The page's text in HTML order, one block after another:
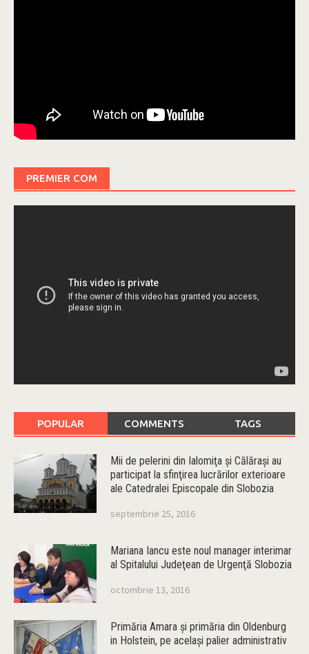
PREMIER COM
POPULAR COMMENTS TAGS
Mii de pelerini din Ialomiţa şi Călăraşi au
participat la sfinţirea lucrărilor exterioare
ale Catedralei Episcopale din Slobozia
septembrie 25, 2016
Mariana Iancu este noul manager interimar
al Spitalului Judeţean de Urgenţă Slobozia
octombrie 13, 2016
Primăria Amara şi primăria din Oldenburg
in Holstein, pe acelaşi palier administrativ